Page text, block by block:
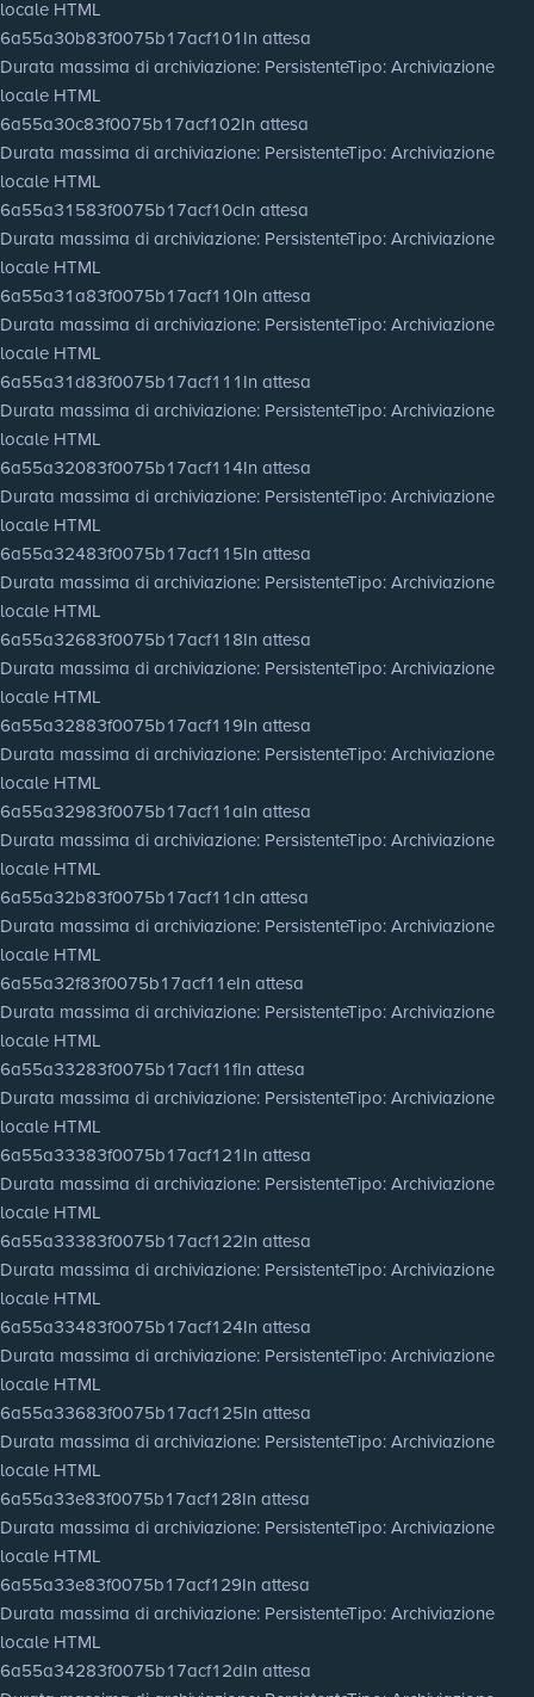
locale HTML
6a55a30b83f0075b17acf101In attesa
Durata massima di archiviazione: PersistenteTipo: Archiviazione
locale HTML
6a55a30c83f0075b17acf102In attesa
Durata massima di archiviazione: PersistenteTipo: Archiviazione
locale HTML
6a55a31583f0075b17acf10cIn attesa
Durata massima di archiviazione: PersistenteTipo: Archiviazione
locale HTML
6a55a31a83f0075b17acf110In attesa
Durata massima di archiviazione: PersistenteTipo: Archiviazione
locale HTML
6a55a31d83f0075b17acf111In attesa
Durata massima di archiviazione: PersistenteTipo: Archiviazione
locale HTML
6a55a32083f0075b17acf114In attesa
Durata massima di archiviazione: PersistenteTipo: Archiviazione
locale HTML
6a55a32483f0075b17acf115In attesa
Durata massima di archiviazione: PersistenteTipo: Archiviazione
locale HTML
6a55a32683f0075b17acf118In attesa
Durata massima di archiviazione: PersistenteTipo: Archiviazione
locale HTML
6a55a32883f0075b17acf119In attesa
Durata massima di archiviazione: PersistenteTipo: Archiviazione
locale HTML
6a55a32983f0075b17acf11aIn attesa
Durata massima di archiviazione: PersistenteTipo: Archiviazione
locale HTML
6a55a32b83f0075b17acf11cIn attesa
Durata massima di archiviazione: PersistenteTipo: Archiviazione
locale HTML
6a55a32f83f0075b17acf11eIn attesa
Durata massima di archiviazione: PersistenteTipo: Archiviazione
locale HTML
6a55a33283f0075b17acf11fIn attesa
Durata massima di archiviazione: PersistenteTipo: Archiviazione
locale HTML
6a55a33383f0075b17acf121In attesa
Durata massima di archiviazione: PersistenteTipo: Archiviazione
locale HTML
6a55a33383f0075b17acf122In attesa
Durata massima di archiviazione: PersistenteTipo: Archiviazione
locale HTML
6a55a33483f0075b17acf124In attesa
Durata massima di archiviazione: PersistenteTipo: Archiviazione
locale HTML
6a55a33683f0075b17acf125In attesa
Durata massima di archiviazione: PersistenteTipo: Archiviazione
locale HTML
6a55a33e83f0075b17acf128In attesa
Durata massima di archiviazione: PersistenteTipo: Archiviazione
locale HTML
6a55a33e83f0075b17acf129In attesa
Durata massima di archiviazione: PersistenteTipo: Archiviazione
locale HTML
6a55a34283f0075b17acf12dIn attesa